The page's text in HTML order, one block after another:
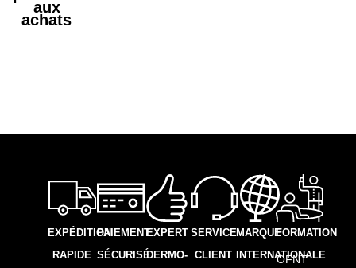
aux
achats
EXPÉDITION
RAPIDE
PAIEMENT
SÉCURISÉ
EXPERT
DERMO-
SERVICE
CLIENT
MARQUE
INTERNATIONALE
FORMATION
OFNT